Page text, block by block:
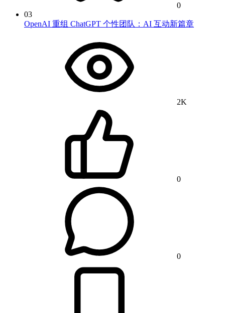
0
03
OpenAI 重组 ChatGPT 个性团队：AI 互动新篇章
2K
0
0